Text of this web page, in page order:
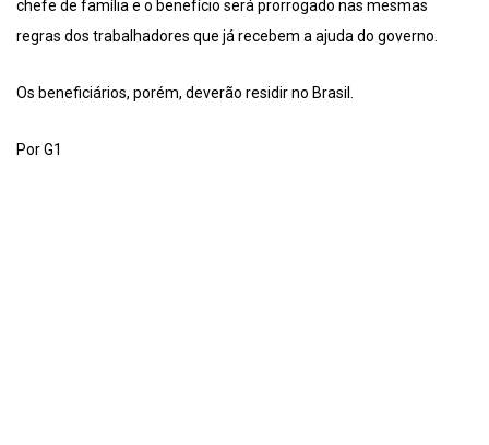
chefe de família e o benefício será prorrogado nas mesmas
regras dos trabalhadores que já recebem a ajuda do governo.
Os beneficiários, porém, deverão residir no Brasil.
Por G1